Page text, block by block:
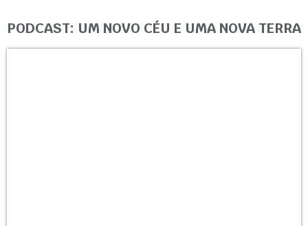
PODCAST: UM NOVO CÉU E UMA NOVA TERRA